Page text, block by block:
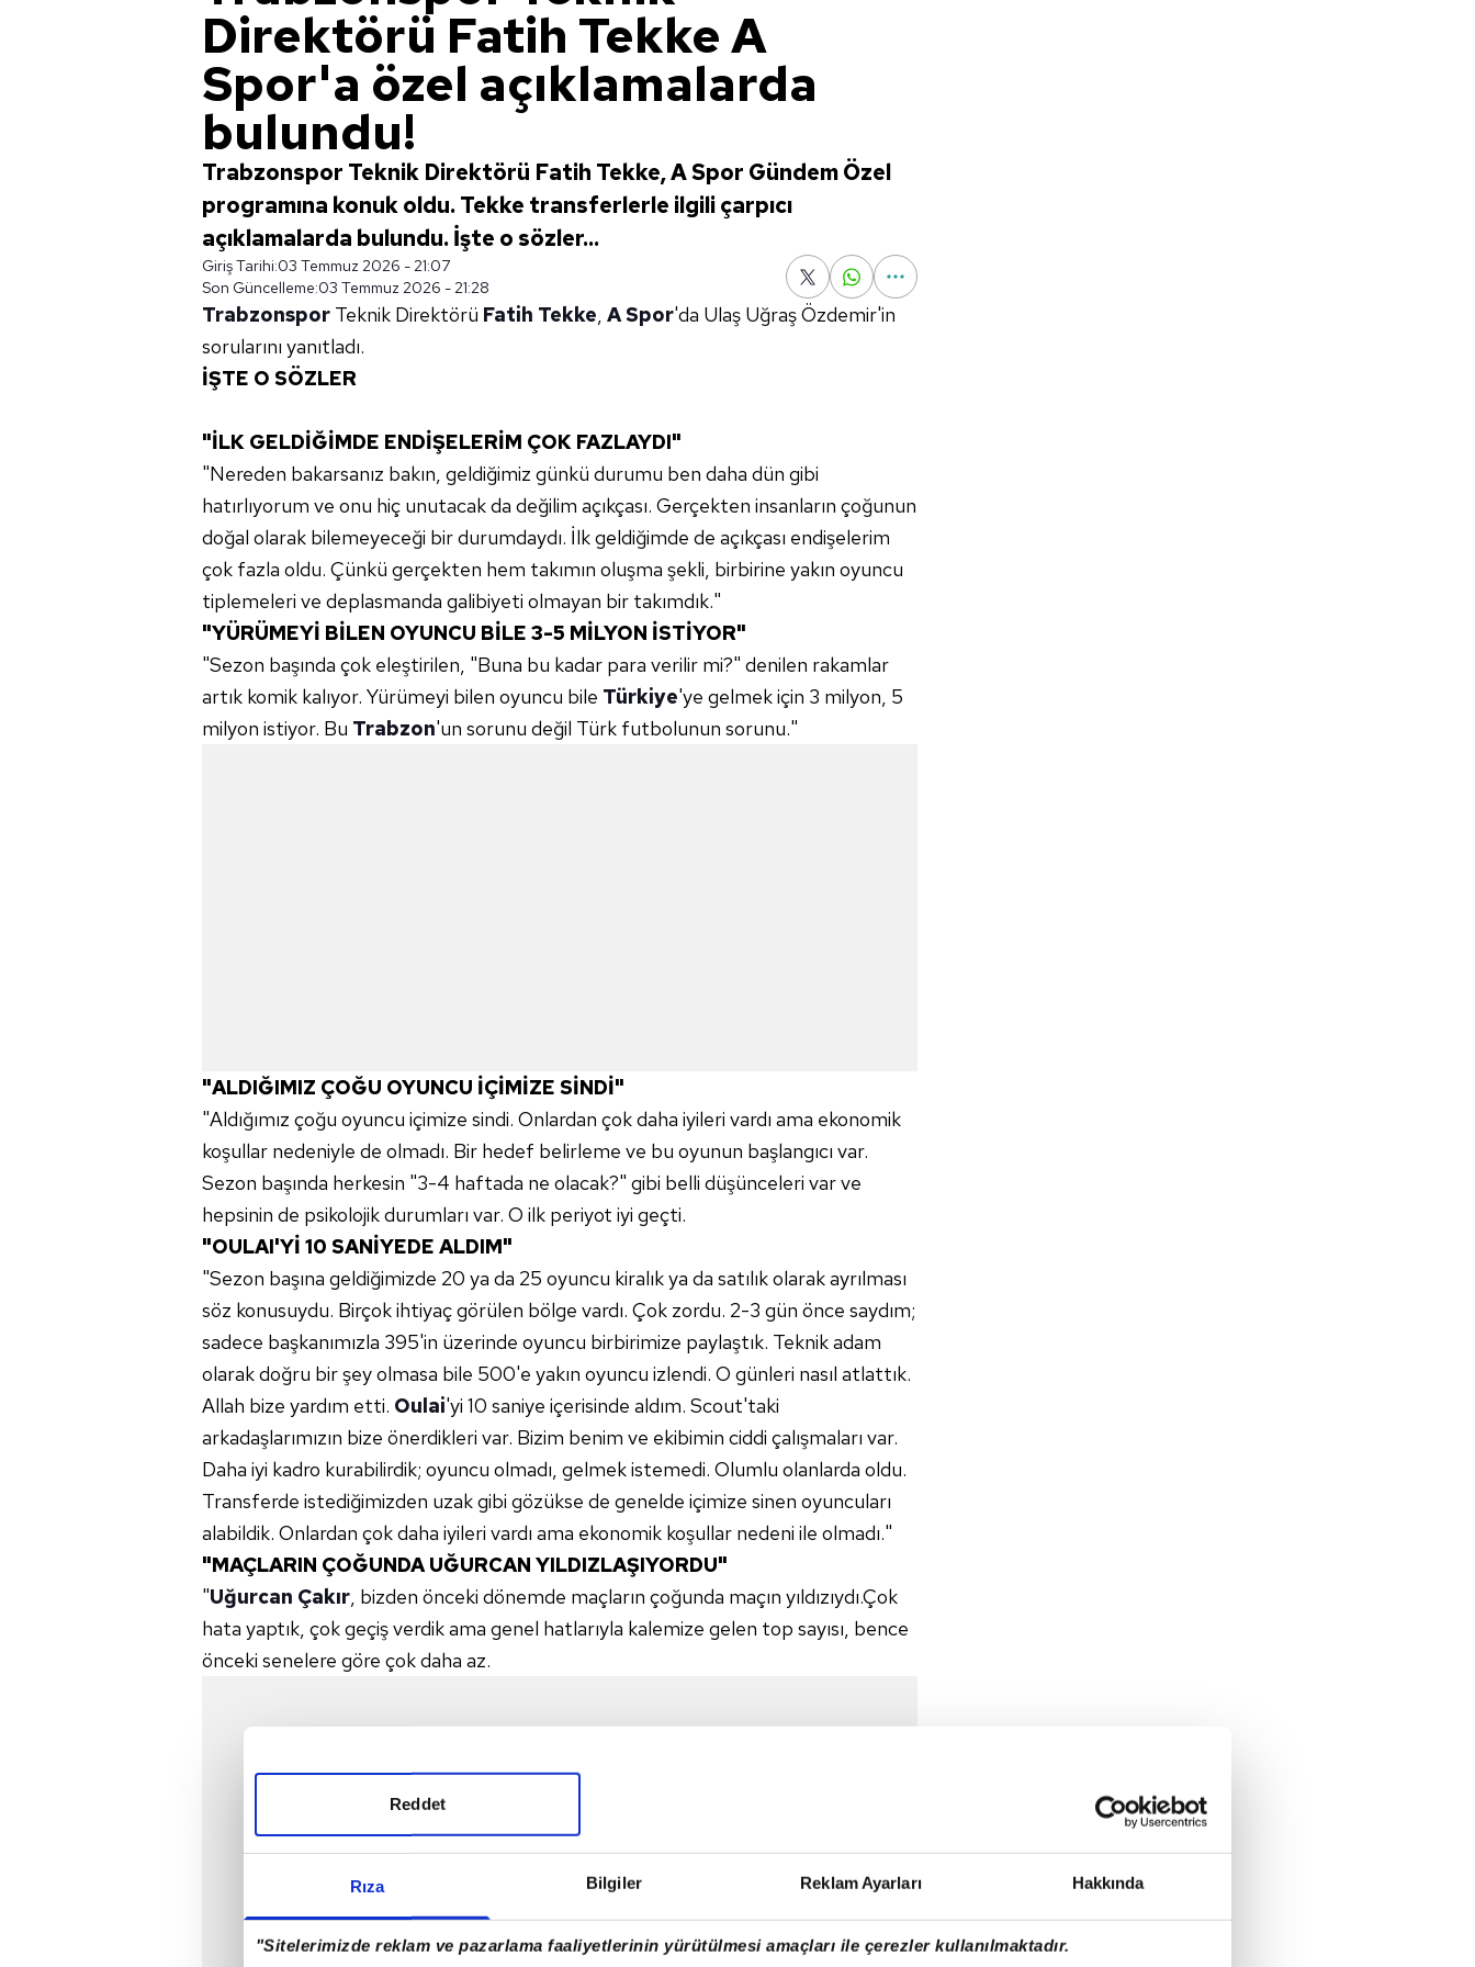
Rıza Bilgiler Reklam Ayarları Hakkında
"Sitelerimizde reklam ve pazarlama faaliyetlerinin yürütülmesi amaçları ile çerezler kullanılmaktadır.
Reddet
Direktörü Fatih Tekke A
Spor'a özel açıklamalarda
bulundu!
Trabzonspor Teknik Direktörü Fatih Tekke, A Spor Gündem Özel
programına konuk oldu. Tekke transferlerle ilgili çarpıcı
açıklamalarda bulundu. İşte o sözler...
Giriş Tarihi:03 Temmuz 2026 - 21:07
Son Güncelleme:03 Temmuz 2026 - 21:28
Trabzonspor Teknik Direktörü Fatih Tekke, A Spor'da Ulaş Uğraş Özdemir'in
sorularını yanıtladı.
İŞTE O SÖZLER
"İLK GELDİĞİMDE ENDİŞELERİM ÇOK FAZLAYDI"
"Nereden bakarsanız bakın, geldiğimiz günkü durumu ben daha dün gibi
hatırlıyorum ve onu hiç unutacak da değilim açıkçası. Gerçekten insanların çoğunun
doğal olarak bilemeyeceği bir durumdaydı. İlk geldiğimde de açıkçası endişelerim
çok fazla oldu. Çünkü gerçekten hem takımın oluşma şekli, birbirine yakın oyuncu
tiplemeleri ve deplasmanda galibiyeti olmayan bir takımdık."
"YÜRÜMEYİ BİLEN OYUNCU BİLE 3-5 MİLYON İSTİYOR"
"Sezon başında çok eleştirilen, "Buna bu kadar para verilir mi?" denilen rakamlar
artık komik kalıyor. Yürümeyi bilen oyuncu bile Türkiye'ye gelmek için 3 milyon, 5
milyon istiyor. Bu Trabzon'un sorunu değil Türk futbolunun sorunu."
"ALDIĞIMIZ ÇOĞU OYUNCU İÇİMİZE SİNDİ"
"Aldığımız çoğu oyuncu içimize sindi. Onlardan çok daha iyileri vardı ama ekonomik
koşullar nedeniyle de olmadı. Bir hedef belirleme ve bu oyunun başlangıcı var.
Sezon başında herkesin "3-4 haftada ne olacak?" gibi belli düşünceleri var ve
hepsinin de psikolojik durumları var. O ilk periyot iyi geçti.
"OULAI'Yİ 10 SANİYEDE ALDIM"
"Sezon başına geldiğimizde 20 ya da 25 oyuncu kiralık ya da satılık olarak ayrılması
söz konusuydu. Birçok ihtiyaç görülen bölge vardı. Çok zordu. 2-3 gün önce saydım;
sadece başkanımızla 395'in üzerinde oyuncu birbirimize paylaştık. Teknik adam
olarak doğru bir şey olmasa bile 500'e yakın oyuncu izlendi. O günleri nasıl atlattık.
Allah bize yardım etti. Oulai'yi 10 saniye içerisinde aldım. Scout'taki
arkadaşlarımızın bize önerdikleri var. Bizim benim ve ekibimin ciddi çalışmaları var.
Daha iyi kadro kurabilirdik; oyuncu olmadı, gelmek istemedi. Olumlu olanlarda oldu.
Transferde istediğimizden uzak gibi gözükse de genelde içimize sinen oyuncuları
alabildik. Onlardan çok daha iyileri vardı ama ekonomik koşullar nedeni ile olmadı."
"MAÇLARIN ÇOĞUNDA UĞURCAN YILDIZLAŞIYORDU"
"Uğurcan Çakır, bizden önceki dönemde maçların çoğunda maçın yıldızıydı.Çok
hata yaptık, çok geçiş verdik ama genel hatlarıyla kalemize gelen top sayısı, bence
önceki senelere göre çok daha az.